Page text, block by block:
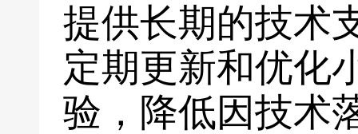
提供长期的技术
定期更新和优化
验，降低因技术